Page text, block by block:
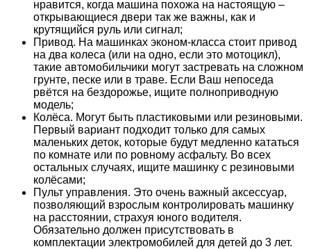
нравится, когда машина похожа на настоящую –
открывающиеся двери так же важны, как и
крутящийся руль или сигнал;
Привод. На машинках эконом-класса стоит привод
на два колеса (или на одно, если это мотоцикл),
такие автомобильчики могут застревать на сложном
грунте, песке или в траве. Если Ваш непоседа
рвётся на бездорожье, ищите полноприводную
модель;
Колёса. Могут быть пластиковыми или резиновыми.
Первый вариант подходит только для самых
маленьких деток, которые будут медленно кататься
по комнате или по ровному асфальту. Во всех
остальных случаях, ищите машинку с резиновыми
колёсами;
Пульт управления. Это очень важный аксессуар,
позволяющий взрослым контролировать машинку
на расстоянии, страхуя юного водителя.
Обязательно должен присутствовать в
комплектации электромобилей для детей до 3 лет.